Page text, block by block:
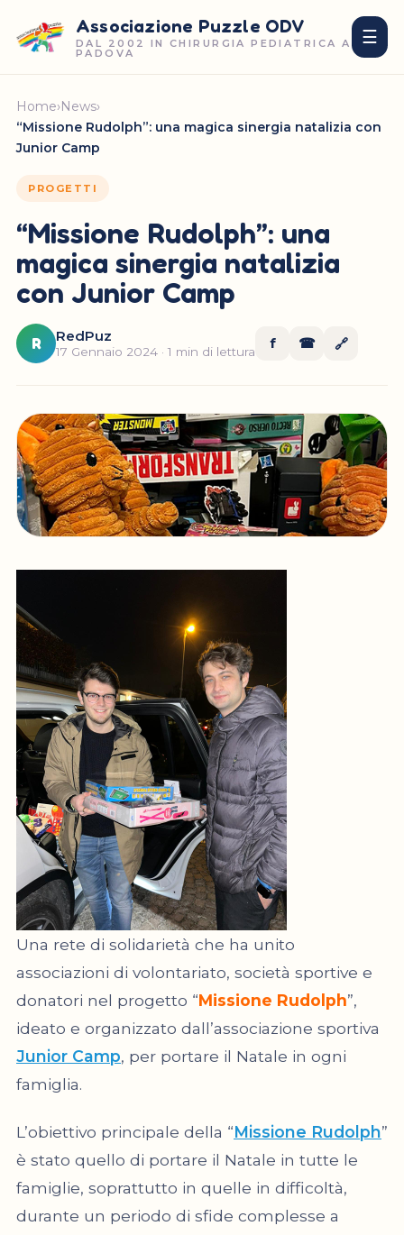
Associazione Puzzle ODV
DAL 2002 IN CHIRURGIA PEDIATRICA A
PADOVA
☰
Home›News›
“Missione Rudolph”: una magica sinergia natalizia con
Junior Camp
PROGETTI
“Missione Rudolph”: una
magica sinergia natalizia
con Junior Camp
R RedPuz
17 Gennaio 2024 · 1 min di lettura f ☎ 🔗
Una rete di solidarietà che ha unito
associazioni di volontariato, società sportive e
donatori nel progetto “Missione Rudolph”,
ideato e organizzato dall’associazione sportiva
Junior Camp, per portare il Natale in ogni
famiglia.
L’obiettivo principale della “Missione Rudolph”
è stato quello di portare il Natale in tutte le
famiglie, soprattutto in quelle in difficoltà,
durante un periodo di sfide complesse a